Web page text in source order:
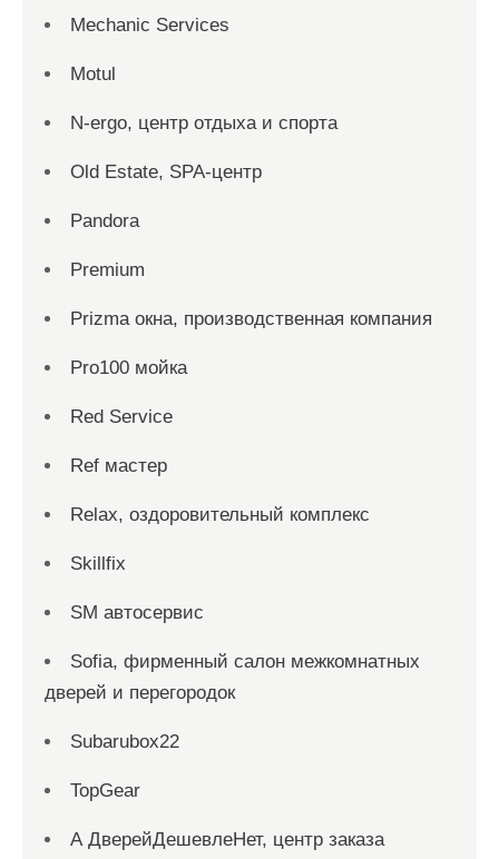
Mechanic Services
Motul
N-ergo, центр отдыха и спорта
Old Estate, SPA-центр
Pandora
Premium
Prizma окна, производственная компания
Pro100 мойка
Red Service
Ref мастер
Relax, оздоровительный комплекс
Skillfix
SM автосервис
Sofia, фирменный салон межкомнатных
дверей и перегородок
Subarubox22
TopGear
А ДверейДешевлеНет, центр заказа